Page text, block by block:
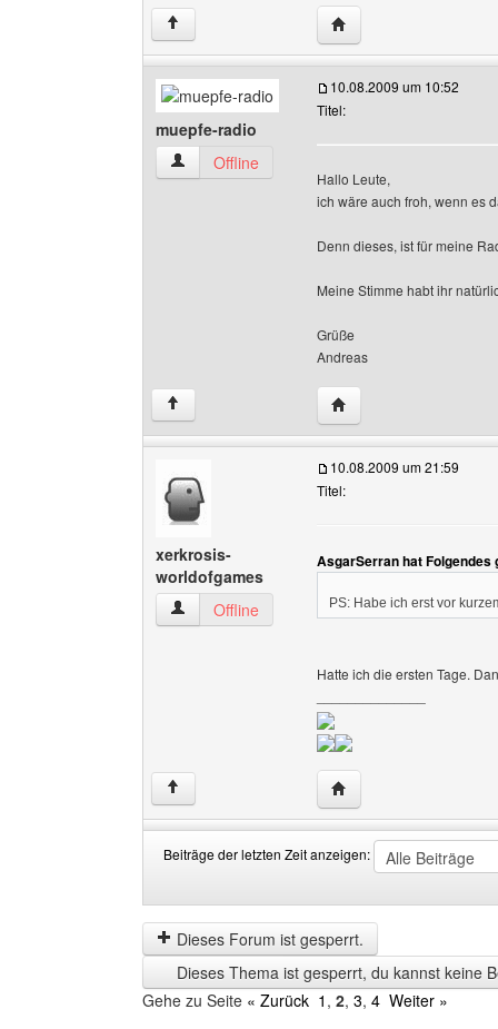
↑ Website dieses
muepfe-radio
muepfe-radio Benutzer-Profile anzeigen
Offline
10.08.2009 um 10:52
Titel:
Hallo Leute,
ich wäre auch froh, wenn es
Denn dieses, ist für meine
Meine Stimme habt ihr
Grüße
Andreas
↑ Website dieses
xerkrosis-
worldofgames
xerkrosis-worldofgames Benutzer-Profile
Offline
10.08.2009 um 21:59
Titel:
AsgarSerran hat Folgendes
PS: Habe ich erst vor
Hatte ich die ersten Tage.
↑ Website dieses
Beiträge der letzten Zeit anzeigen:
der
letzten
Zeit
anzeigen
by
Dieses Forum ist gesperrt.
Dieses Thema ist gesperrt, du kannst keine
Gehe zu Seite « Zurück 1 , 2, 3, 4 Weiter »